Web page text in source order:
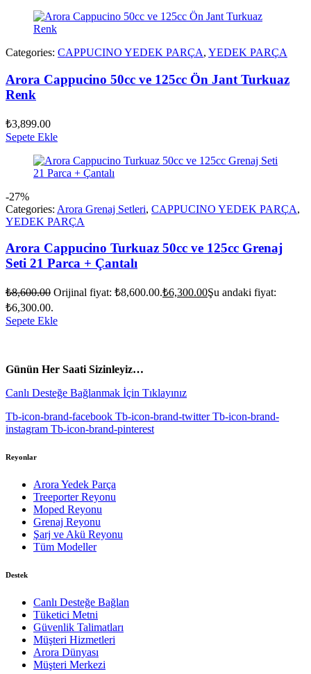
Categories: CAPPUCINO YEDEK PARÇA, YEDEK PARÇA
Arora Cappucino 50cc ve 125cc Ön Jant Turkuaz
Renk
₺3,899.00
Sepete Ekle
-27%
Categories: Arora Grenaj Setleri, CAPPUCINO YEDEK PARÇA,
YEDEK PARÇA
Arora Cappucino Turkuaz 50cc ve 125cc Grenaj
Seti 21 Parca + Çantalı
₺8,600.00 Orijinal fiyat: ₺8,600.00.₺6,300.00Şu andaki fiyat:
₺6,300.00.
Sepete Ekle
Günün Her Saati Sizinleyiz…
Canlı Desteğe Bağlanmak İçin Tıklayınız
Tb-icon-brand-facebook Tb-icon-brand-twitter Tb-icon-brand-
instagram Tb-icon-brand-pinterest
Reyonlar
Arora Yedek Parça
Treeporter Reyonu
Moped Reyonu
Grenaj Reyonu
Şarj ve Akü Reyonu
Tüm Modeller
Destek
Canlı Desteğe Bağlan
Tüketici Metni
Güvenlik Talimatları
Müşteri Hizmetleri
Arora Dünyası
Müşteri Merkezi